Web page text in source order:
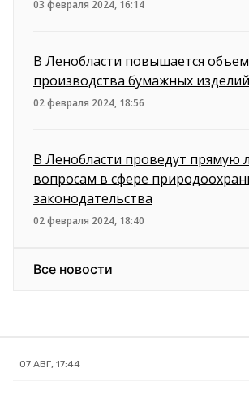
03 февраля 2024, 16:14
В Ленобласти повышается объем
производства бумажных изделий
02 февраля 2024, 18:56
В Ленобласти проведут прямую
вопросам в сфере
законодательства
02 февраля 2024, 18:40
Все новости
07 АВГ, 17:44